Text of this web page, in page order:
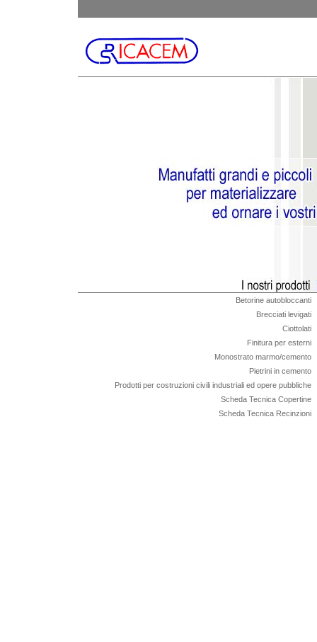
Betorine autobloccanti
Brecciati levigati
Ciottolati
Finitura per esterni
Monostrato marmo/cemento
Pietrini in cemento
Prodotti per costruzioni civili industriali ed opere pubbliche
Scheda Tecnica Copertine
Scheda Tecnica Recinzioni